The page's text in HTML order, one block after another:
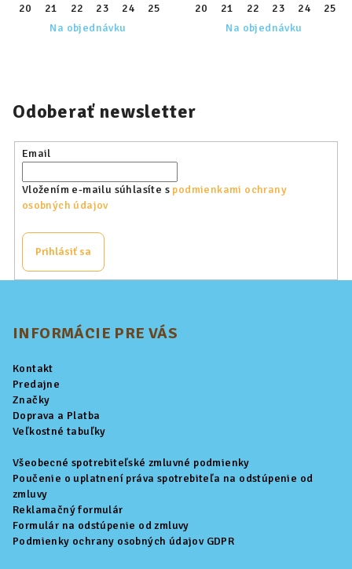
20 21 22 23 24 25 27 28 29 30 31
32
Na objednávku
20 21 22 23 24 25
Na objednávku
Odoberať newsletter
Email
Vložením e-mailu súhlasíte s podmienkami ochrany
osobných údajov
Prihlásiť sa
INFORMÁCIE PRE VÁS
Kontakt
Predajne
Značky
Doprava a Platba
Veľkostné tabuľky
Všeobecné spotrebiteľské zmluvné podmienky
Poučenie o uplatnení práva spotrebiteľa na odstúpenie od
zmluvy
Reklamačný formulár
Formulár na odstúpenie od zmluvy
Podmienky ochrany osobných údajov GDPR